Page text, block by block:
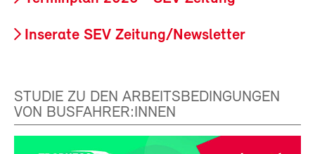
Inserate SEV Zeitung/Newsletter
STUDIE ZU DEN ARBEITSBEDINGUNGEN
VON BUSFAHRER:INNEN